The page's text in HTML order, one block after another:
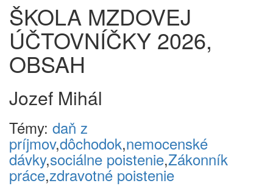
ŠKOLA MZDOVEJ
ÚČTOVNÍČKY 2026,
OBSAH
Jozef Mihál
Témy: daň z
príjmov,dôchodok,nemocenské
dávky,sociálne poistenie,Zákonník
práce,zdravotné poistenie